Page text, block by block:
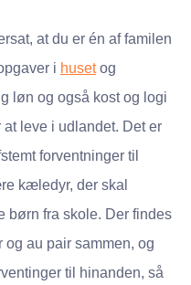
at du er én af familen
i husetog
løn og også kost og logi
leve i udlandet. Det er
forventninger til
kæledyr, der skal
børn fra skole. Der findes
og au pair sammen, og
til hinanden, så